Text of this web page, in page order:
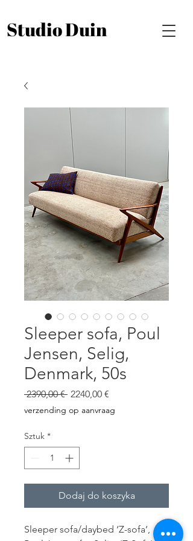
Studio Duin
Sleeper sofa, Poul
Jensen, Selig,
Denmark, 50s
2390,00 € Regularna
2240,00 €
verzending op aanvraag
Sztuk *
Dodaj do koszyka
Sleeper sofa/daybed ‘Z-sofa’,